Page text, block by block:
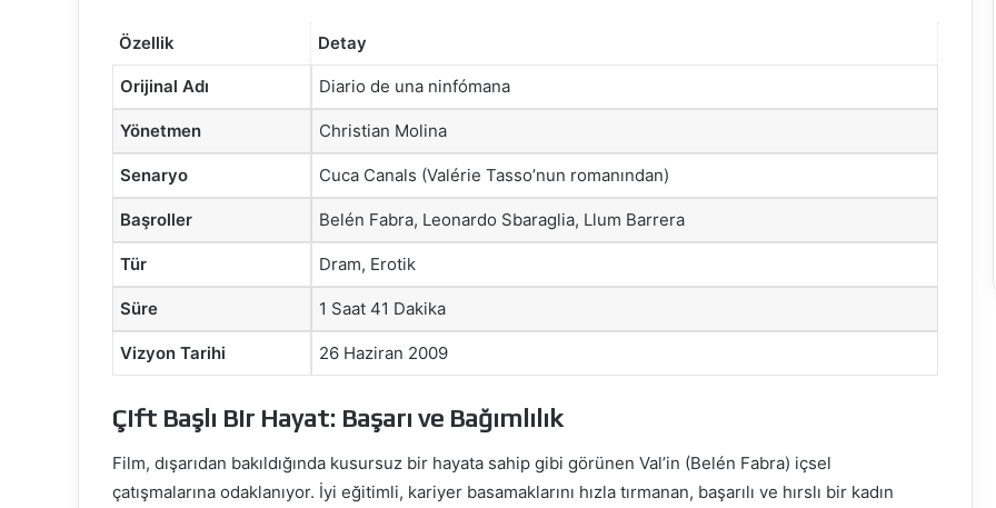
Özellik Detay
Orijinal Adı Diario de una ninfómana
Yönetmen Christian Molina
Senaryo Cuca Canals (Valérie Tasso’nun romanından)
Başroller Belén Fabra, Leonardo Sbaraglia, Llum Barrera
Tür Dram, Erotik
Süre 1 Saat 41 Dakika
Vizyon Tarihi 26 Haziran 2009
Çift Başlı Bir Hayat: Başarı ve Bağımlılık
Film, dışarıdan bakıldığında kusursuz bir hayata sahip gibi görünen Val’in (Belén Fabra) içsel
çatışmalarına odaklanıyor. İyi eğitimli, kariyer basamaklarını hızla tırmanan, başarılı ve hırslı bir kadın